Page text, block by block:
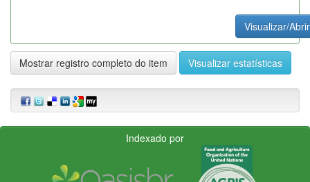
Visualizar/Abrir
Mostrar registro completo do item Visualizar estatísticas
Indexado por